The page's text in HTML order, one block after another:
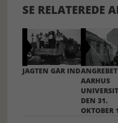
SE RELATEREDE
JAGTEN GÅR IND
AARHUS
DEN 31.
OKTOBER